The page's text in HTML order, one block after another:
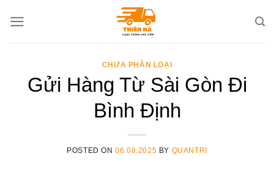
CHƯA PHÂN LOẠI
Gửi Hàng Từ Sài Gòn Đi
Bình Định
POSTED ON06.08.2025 BY QUANTRI